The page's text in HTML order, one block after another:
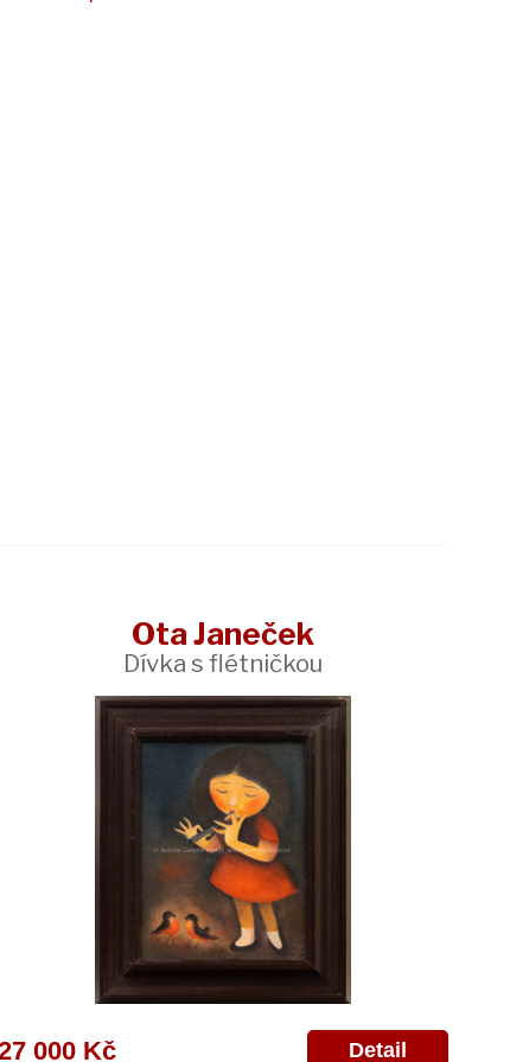
Ota Janeček
Dívka s flétničkou
000 Kč Detail